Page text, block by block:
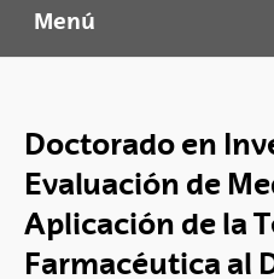
Menú
Doctorado en
Evaluación de
Aplicación de la
Farmacéutica al